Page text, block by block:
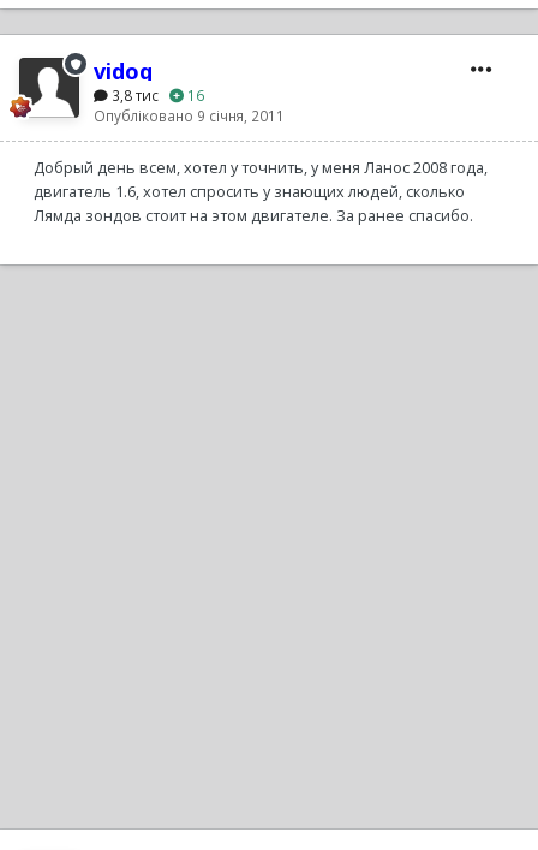
vidoq
3,8 тис
16
Опубліковано 9 січня, 2011
Добрый день всем, хотел у точнить, у меня Ланос 2008 года,
двигатель 1.6, хотел спросить у знающих людей, сколько
Лямда зондов стоит на этом двигателе. За ранее спасибо.